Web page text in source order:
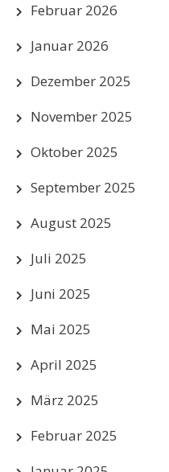
Februar 2026
Januar 2026
Dezember 2025
November 2025
Oktober 2025
September 2025
August 2025
Juli 2025
Juni 2025
Mai 2025
April 2025
März 2025
Februar 2025